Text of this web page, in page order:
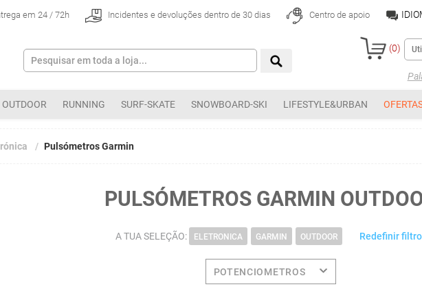
em 24 / 72h Incidentes e devoluções dentro de 30 dias Centro de apoio
(0)
OUTDOOR RUNNING SURF-SKATE SNOWBOARD-SKI LIFESTYLE&URBAN
Pulsómetros Garmin
PULSÓMETROS GARMIN
A TUA SELEÇÃO: ELETRONICA GARMIN OUTDOOR Redefinir
POTENCIOMETROS